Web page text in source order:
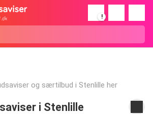
!
og særtilbud i Stenlille her
i Stenlille